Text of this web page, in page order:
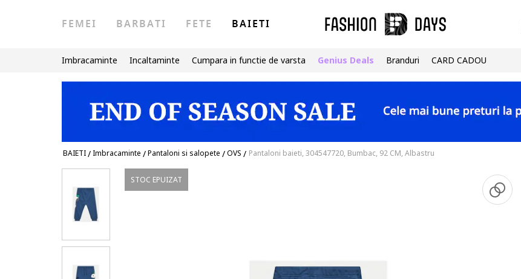
FEMEI BARBATI FETE BAIETI
Imbracaminte Incaltaminte Cumpara in functie de varsta Genius Deals Branduri CARD CADOU
BAIETI/Imbracaminte /Pantaloni si salopete /OVS / Pantaloni baieti, 304547720, Bumbac, 92 CM, Albastru
STOC EPUIZAT